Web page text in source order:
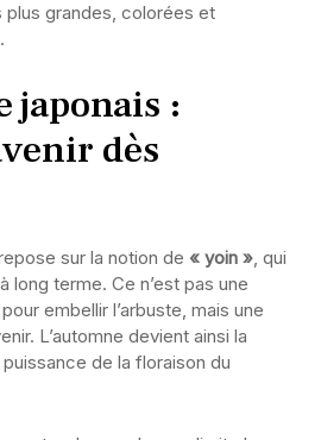
plus grandes, colorées et
japonais :
dès
sur la notion de « yoin », qui
long terme. Ce n’est pas une
embellir l’arbuste, mais une
L’automne devient ainsi la
de la floraison du